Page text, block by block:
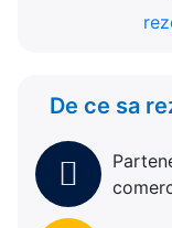
De ce sa